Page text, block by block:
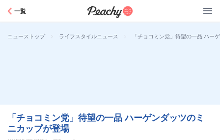
一覧
ニューストップ > ライフスタイルニュース > 「チョコミン党」待望の一品 ハー
「チョコミン党」待望の一品 ハーゲンダッツのミ
ニカップが登場